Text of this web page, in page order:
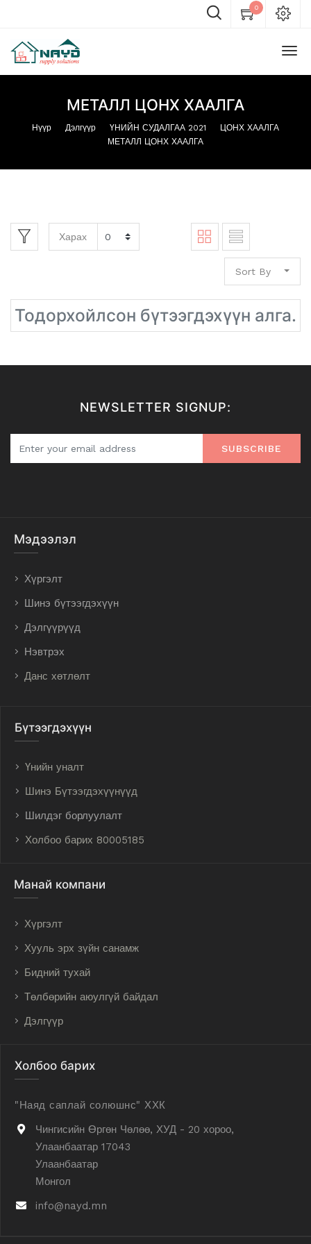
0
МЕТАЛЛ ЦОНХ ХААЛГА
Нүүр Дэлгүүр ҮНИЙН СУДАЛГАА 2021
ЦОНХ ХААЛГА
МЕТАЛЛ ЦОНХ ХААЛГА
Харах
Sort By
Тодорхойлсон бүтээгдэхүүн алга.
NEWSLETTER SIGNUP:
SUBSCRIBE
Мэдээлэл
Хүргэлт
Шинэ бүтээгдэхүүн
Дэлгүүрүүд
Нэвтрэх
Данс хөтлөлт
Бүтээгдэхүүн
Үнийн уналт
Шинэ Бүтээгдэхүүнүүд
Шилдэг борлуулалт
Холбоо барих 80005185
Манай компани
Хүргэлт
Хууль эрх зүйн санамж
Бидний тухай
Төлбөрийн аюулгүй байдал
Дэлгүүр
Холбоо барих
"Наяд саплай солюшнс" ХХК
Чингисийн Өргөн Чөлөө, ХУД - 20 хороо,
Улаанбаатар 17043
Улаанбаатар
Монгол
info@nayd.mn